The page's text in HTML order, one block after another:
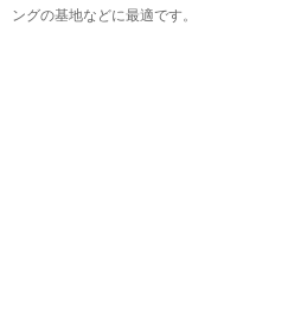
ングの基地などに最適です。